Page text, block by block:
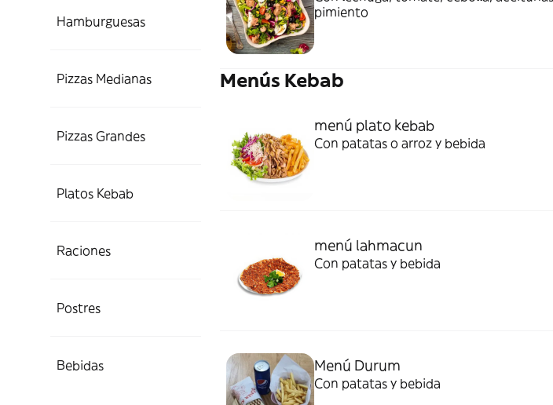
Hamburguesas
Pizzas Medianas
Pizzas Grandes
Platos Kebab
Raciones
Postres
Bebidas
pimiento
Menús Kebab
menú plato kebab
Con patatas o arroz y bebida
menú lahmacun
Con patatas y bebida
Menú Durum
Con patatas y bebida